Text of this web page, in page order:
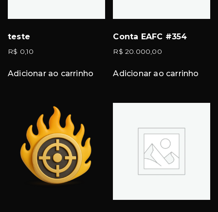
teste
R$ 0,10
Adicionar ao carrinho
Conta EAFC #354
R$ 20.000,00
Adicionar ao carrinho